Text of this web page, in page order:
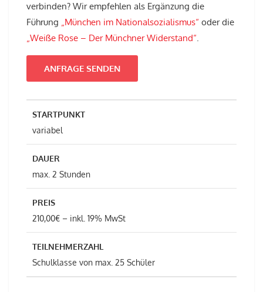
verbinden? Wir empfehlen als Ergänzung die
Führung „München im Nationalsozialismus“ oder die
„Weiße Rose – Der Münchner Widerstand“.
ANFRAGE SENDEN
STARTPUNKT
variabel
DAUER
max. 2 Stunden
PREIS
210,00€ – inkl. 19% MwSt
TEILNEHMERZAHL
Schulklasse von max. 25 Schüler